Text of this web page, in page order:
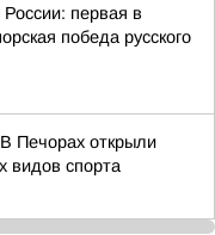
первая в
победа русского
Печорах открыли
видов спорта